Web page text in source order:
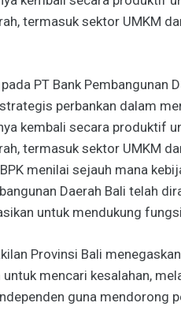
termasuk sektor UMKM
PT Bank Pembangunan
perbankan dalam
kembali secara produktif
termasuk sektor UMKM
menilai sejauh mana
Daerah Bali telah
untuk mendukung
Provinsi Bali
mencari kesalahan,
guna mendorong